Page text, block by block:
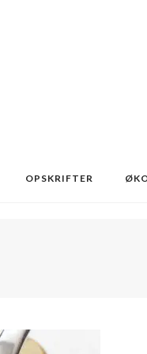
OPSKRIFTER